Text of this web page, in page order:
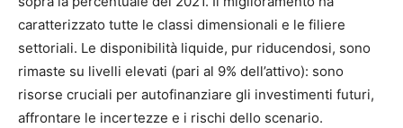
caratterizzato tutte le classi dimensionali e le filiere
settoriali. Le disponibilità liquide, pur riducendosi, sono
rimaste su livelli elevati (pari al 9% dell’attivo): sono
risorse cruciali per autofinanziare gli investimenti futuri,
affrontare le incertezze e i rischi dello scenario.